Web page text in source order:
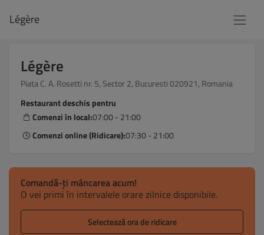
Légère
Légère
Piata C. A. Rosetti nr. 5, Sector 2, Bucuresti 020921, Romania
Restaurant deschis pentru
Comenzi în local:07:00 - 21:00
Comenzi online (Ridicare):07:30 - 21:00
Comandă-ți mâncarea acum!
O vei primi în intervalele orare zilnice disponibile.
Selectează ora de ridicare